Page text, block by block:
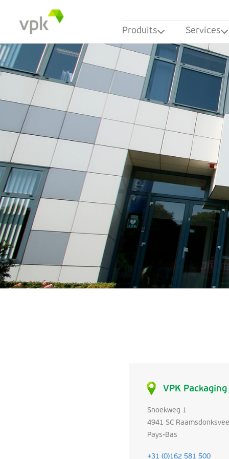
Produits Services
VPK
Snoekweg 1
4941 SC
Pays-Bas
+31 (0)162 581 500